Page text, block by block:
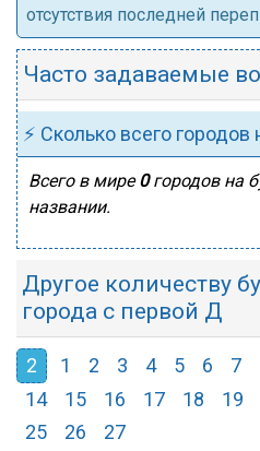
отсутствия последней
Часто задаваемые
⚡ Сколько всего
Всего в мире0городов на
названии.
Другое количеству
города с первой Д
2 1 2 3 4 5 6 7
14
15 16 17 18 19
25
26 27